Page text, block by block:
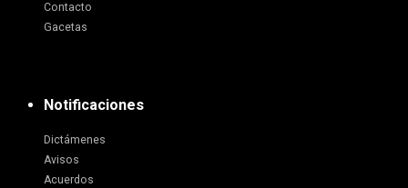
Contacto
Gacetas
Notificaciones
Dictámenes
Avisos
Acuerdos